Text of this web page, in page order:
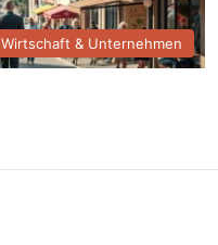
Wirtschaft & Unternehmen